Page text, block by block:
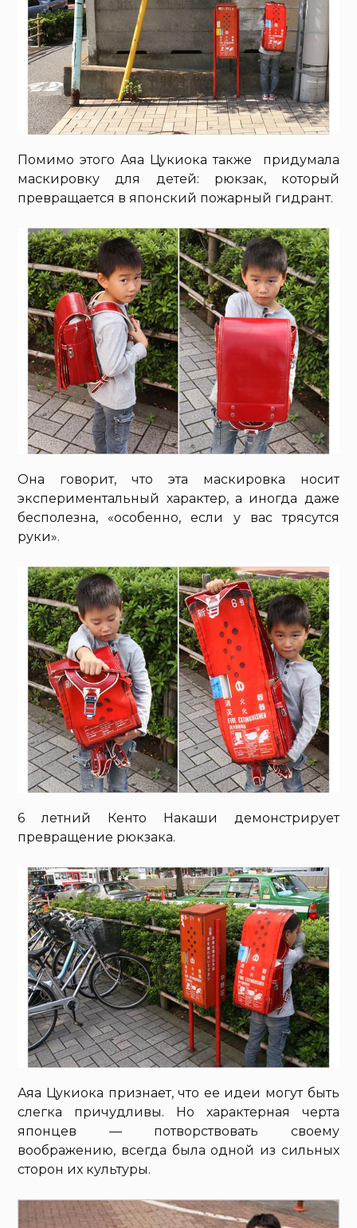
Помимо этого Аяа Цукиока также придумала
маскировку для детей: рюкзак, который
превращается в японский пожарный гидрант.
Она говорит, что эта маскировка носит
экспериментальный характер, а иногда даже
бесполезна, «особенно, если у вас трясутся
руки».
6 летний Кенто Накаши демонстрирует
превращение рюкзака.
Аяа Цукиока признает, что ее идеи могут быть
слегка причудливы. Но характерная черта
японцев — потворствовать своему
воображению, всегда была одной из сильных
сторон их культуры.